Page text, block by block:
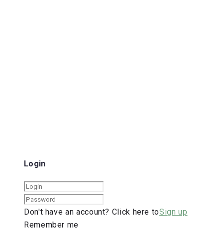
Login
Don't have an account? Click here toSign up
Remember me